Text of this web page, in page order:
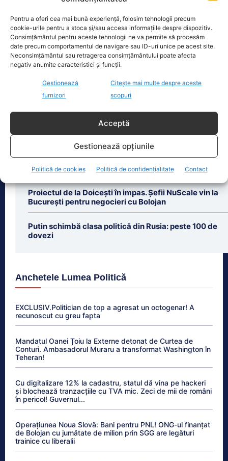
Pentru a oferi cea mai bună experiență, folosim tehnologii precum
cookie-urile pentru a stoca și/sau accesa informațiile despre dispozitiv.
Consimțământul pentru aceste tehnologii ne va permite să procesăm
date precum comportamentul de navigare sau ID-uri unice pe acest site.
Neconsimțământul sau retragerea consimțământului poate afecta
negativ anumite caracteristici și funcții.
Gestionează
furnizori
Citește mai multe despre aceste
scopuri
Acceptă
Gestionează opțiunile
Politică de cookies Politică de confidențialitate Contact
Cine este Petrică Paraschiv, campionul mondial care
execută 11 ani de…
Petrică Paraschiv, primul român care a
cucerit un titlu mondial la box
profesionist, este din nou în centrul
Ultimele știri
Vechile buletine, valabile până în 2031. Noile cărți de
identitate aduc schimbări majore
Proiectul de la Doicești în impas. Șefii NuScale vin la
București pentru negocieri cu Bolojan
Putin schimbă clasa politică din Rusia: peste 100 de
dovezi
Anchetele Lumea Politică
EXCLUSIV.Politician de top a agresat un octogenar! A
recunoscut cu greu fapta
Mandatul Oanei Țoiu la Externe detonat de Curtea de
Conturi. Ambasadorul Muraru a transformat Washington în
Teheran!
Cu digitalizare 12% la cadastru, statul dă vina pe hackeri
și blochează tranzacțiile cu TVA mic. Zeci de mii de români
în pericol! Guvernul...
Operațiunea Noua Slovă: Bani pentru PNL! ONG-ul finanțat
de Bolojan cu jumătate de milion prin SGG are legături
trainice cu liberalii